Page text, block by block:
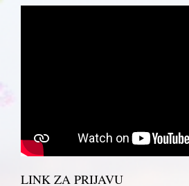
LINK ZA PRIJAVU